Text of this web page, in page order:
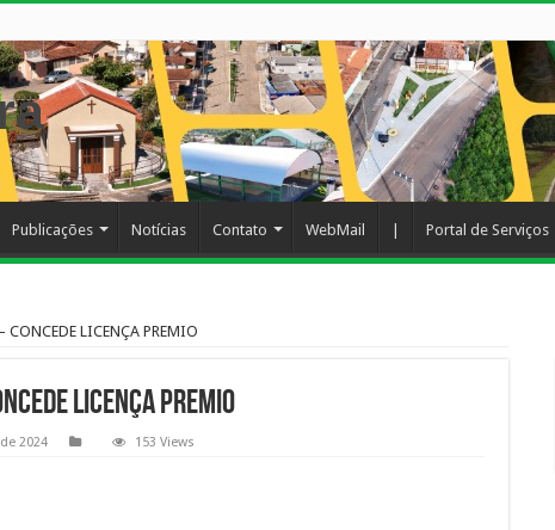
Publicações Notícias Contato WebMail Portal de Serviços
LICENÇA PREMIO
LICENÇA PREMIO
2024 153 Views